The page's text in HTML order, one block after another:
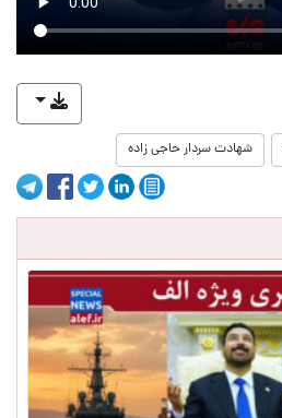
شهادت سردار حاجی زاده